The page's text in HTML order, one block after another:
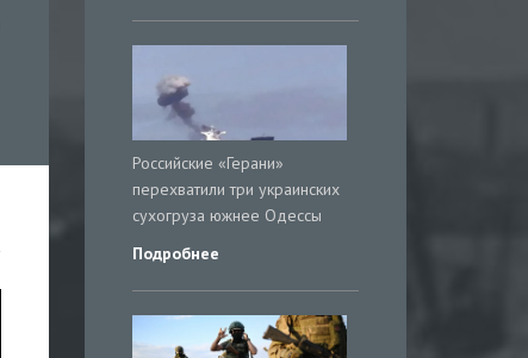
Российские «Герани»
перехватили три украинских
сухогруза южнее Одессы
Подробнее